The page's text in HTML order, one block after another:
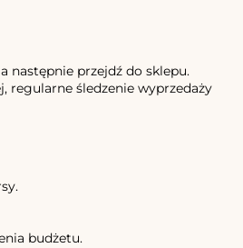
następnie przejdź do sklepu.
regularne śledzenie wyprzedaży
budżetu.